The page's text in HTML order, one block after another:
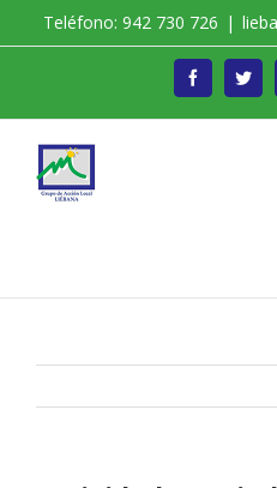
Teléfono: 942 730 726 |
Facebook